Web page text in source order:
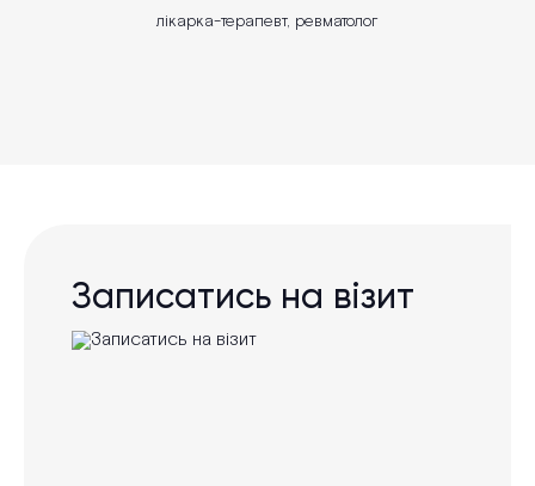
лікарка-терапевт, ревматолог
Записатись на візит